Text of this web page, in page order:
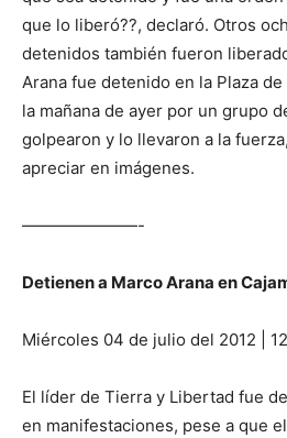
que lo liberó??, declaró. Otros
detenidos también fueron
Arana fue detenido en la Plaza
la mañana de ayer por un grupo
golpearon y lo llevaron a la
apreciar en imágenes.
———————-
Detienen a Marco Arana en
Miércoles 04 de julio del 2012 |
El líder de Tierra y Libertad fue
en manifestaciones, pese a que